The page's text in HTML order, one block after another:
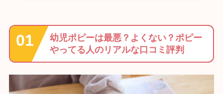
幼児ポピーは最悪？よくない？ポピー
やってる人のリアルな口コミ評判